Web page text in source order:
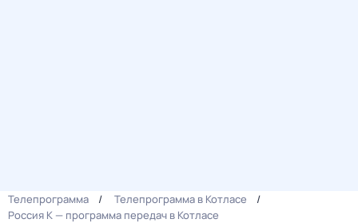
Телепрограмма
Телепрограмма в Котласе
Россия К — программа передач в Котласе